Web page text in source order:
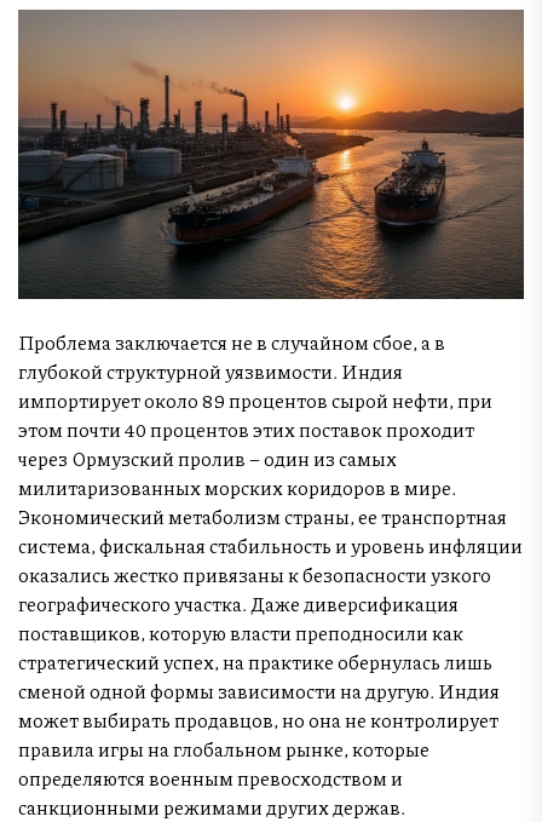
Проблема заключается не в случайном сбое, а в
глубокой структурной уязвимости. Индия
импортирует около 89 процентов сырой нефти, при
этом почти 40 процентов этих поставок проходит
через Ормузский пролив – один из самых
милитаризованных морских коридоров в мире.
Экономический метаболизм страны, ее транспортная
система, фискальная стабильность и уровень инфляции
оказались жестко привязаны к безопасности узкого
географического участка. Даже диверсификация
поставщиков, которую власти преподносили как
стратегический успех, на практике обернулась лишь
сменой одной формы зависимости на другую. Индия
может выбирать продавцов, но она не контролирует
правила игры на глобальном рынке, которые
определяются военным превосходством и
санкционными режимами других держав.